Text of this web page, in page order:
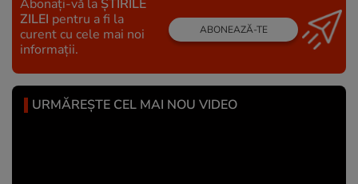
Abonați-vă la ȘTIRILE
ZILEI pentru a fi la
curent cu cele mai noi
informații.
ABONEAZĂ-TE
URMĂREȘTE CEL MAI NOU VIDEO